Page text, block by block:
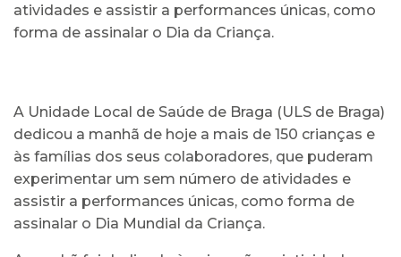
atividades e assistir a performances únicas, como
forma de assinalar o Dia da Criança.
A Unidade Local de Saúde de Braga (ULS de Braga)
dedicou a manhã de hoje a mais de 150 crianças e
às famílias dos seus colaboradores, que puderam
experimentar um sem número de atividades e
assistir a performances únicas, como forma de
assinalar o Dia Mundial da Criança.